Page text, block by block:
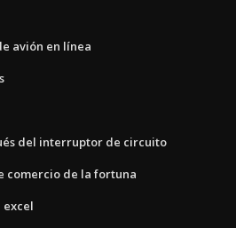
avión en línea
del interruptor de circuito
comercio de la fortuna
excel